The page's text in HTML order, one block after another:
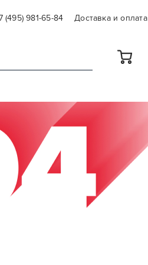
(495) 981-65-84 Доставка и оплата